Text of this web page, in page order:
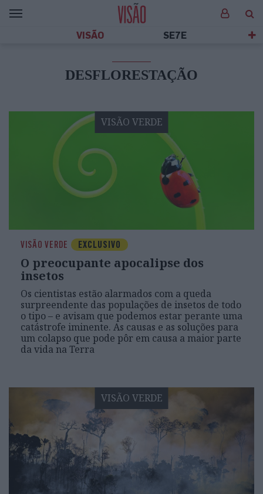
VISÃO SE7E
DESFLORESTAÇÃO
VISÃO VERDE
VISÃO VERDE EXCLUSIVO
O preocupante apocalipse dos
insetos
Os cientistas estão alarmados com a queda
surpreendente das populações de insetos de todo
o tipo – e avisam que podemos estar perante uma
catástrofe iminente. As causas e as soluções para
um colapso que pode pôr em causa a maior parte
da vida na Terra
VISÃO VERDE